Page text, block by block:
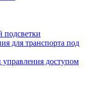
подсветки
для транспорта под
управления доступом